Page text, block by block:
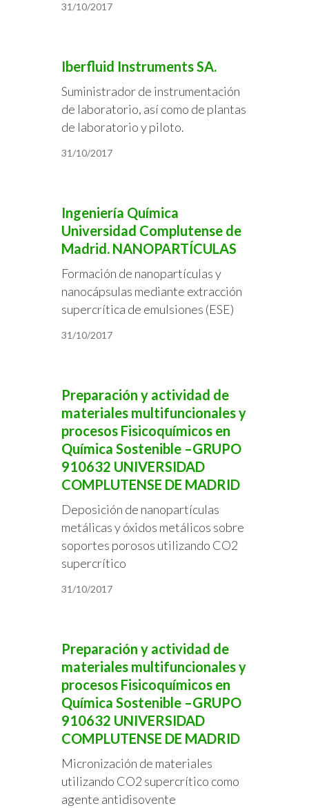
31/10/2017
Iberfluid Instruments SA.
Suministrador de instrumentación
de laboratorio, así como de plantas
de laboratorio y piloto.
31/10/2017
Ingeniería Química
Universidad Complutense de
Madrid. NANOPARTÍCULAS
Formación de nanopartículas y
nanocápsulas mediante extracción
supercrítica de emulsiones (ESE)
31/10/2017
Preparación y actividad de
materiales multifuncionales y
procesos Fisicoquímicos en
Química Sostenible –GRUPO
910632 UNIVERSIDAD
COMPLUTENSE DE MADRID
Deposición de nanopartículas
metálicas y óxidos metálicos sobre
soportes porosos utilizando CO2
supercrítico
31/10/2017
Preparación y actividad de
materiales multifuncionales y
procesos Fisicoquímicos en
Química Sostenible –GRUPO
910632 UNIVERSIDAD
COMPLUTENSE DE MADRID
Micronización de materiales
utilizando CO2 supercrítico como
agente antidisovente